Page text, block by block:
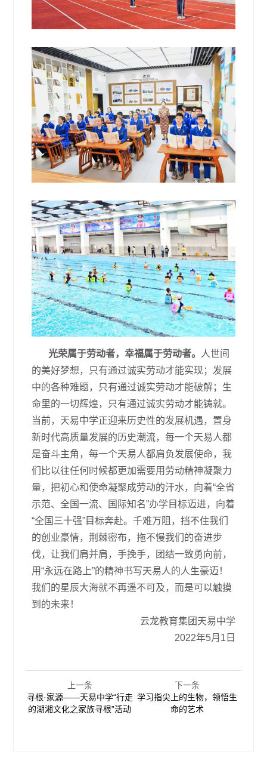
光荣属于劳动者，幸福属于劳动者。 人世间
的美好梦想，只有通过诚实劳动才能实现；发展
中的各种难题，只有通过诚实劳动才能破解；生
命里的一切辉煌，只有通过诚实劳动才能铸就。
当前，天易中学正迎来历史性的发展机遇，置身
新时代高质量发展的历史潮流，每一个天易人都
是奋斗主角，每一个天易人都肩负发展使命，我
们比以往任何时候都更加需要用劳动精神凝聚力
量，把初心和使命凝聚成劳动的汗水，向着“全省
示范、全国一流、国际知名”办学目标迈进，向着
“全国三十强”目标奔赴。千难万阻，挡不住我们
的创业豪情，荆棘密布，拖不慢我们的奋进步
伐，让我们肩并肩，手挽手，团结一致勇向前，
用“永远在路上”的精神书写天易人的人生豪迈！
我们的星辰大海就不再遥不可及，而是可以触摸
到的未来！
云龙教育集团天易中学
2022年5月1日
上一条
寻根·家源——天易中学“行走
的湖湘文化之家族寻根”活动
下一条
学习指尖上的生物，领悟生
命的艺术